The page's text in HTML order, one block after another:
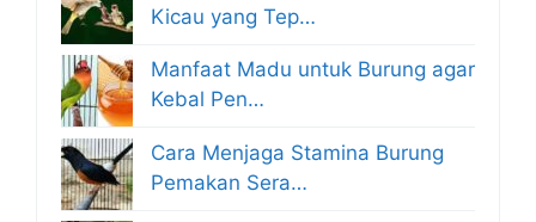
Kicau yang Tep…
Manfaat Madu untuk Burung agar
Kebal Pen…
Cara Menjaga Stamina Burung
Pemakan Sera…